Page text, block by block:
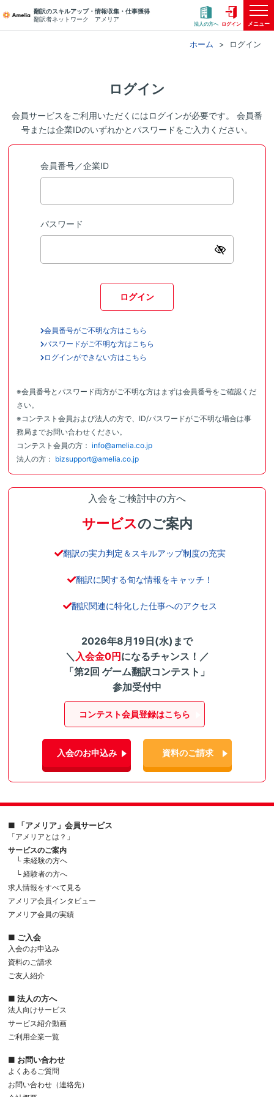
翻訳のスキルアップ・情報収集・仕事獲得
翻訳者ネットワーク アメリア
法人の方へ ログイン メニュー
ホーム ログイン
ログイン
会員サービスをご利用いただくにはログインが必要です。 会員番
号または企業IDのいずれかとパスワードをご入力ください。
会員番号／企業ID
パスワード
ログイン
会員番号がご不明な方はこちら
パスワードがご不明な方はこちら
ログインができない方はこちら
※会員番号とパスワード両方がご不明な方はまずは会員番号をご確認くだ
さい。
※コンテスト会員および法人の方で、ID/パスワードがご不明な場合は事
務局までお問い合わせください。
コンテスト会員の方： info@amelia.co.jp
法人の方： bizsupport@amelia.co.jp
入会をご検討中の方へ
サービスのご案内
翻訳の実力判定＆スキルアップ制度の充実
翻訳に関する旬な情報をキャッチ！
翻訳関連に特化した仕事へのアクセス
2026年8月19日(水)まで
＼ 入会金0円になるチャンス！／
「第2回 ゲーム翻訳コンテスト」
参加受付中
コンテスト会員登録はこちら
入会のお申込み 資料のご請求
■ 「アメリア」会員サービス
「アメリアとは？」
サービスのご案内
└ 未経験の方へ
└ 経験者の方へ
求人情報をすべて見る
アメリア会員インタビュー
アメリア会員の実績
■ ご入会
入会のお申込み
資料のご請求
ご友人紹介
■ 法人の方へ
法人向けサービス
サービス紹介動画
ご利用企業一覧
■ お問い合わせ
よくあるご質問
お問い合わせ（連絡先）